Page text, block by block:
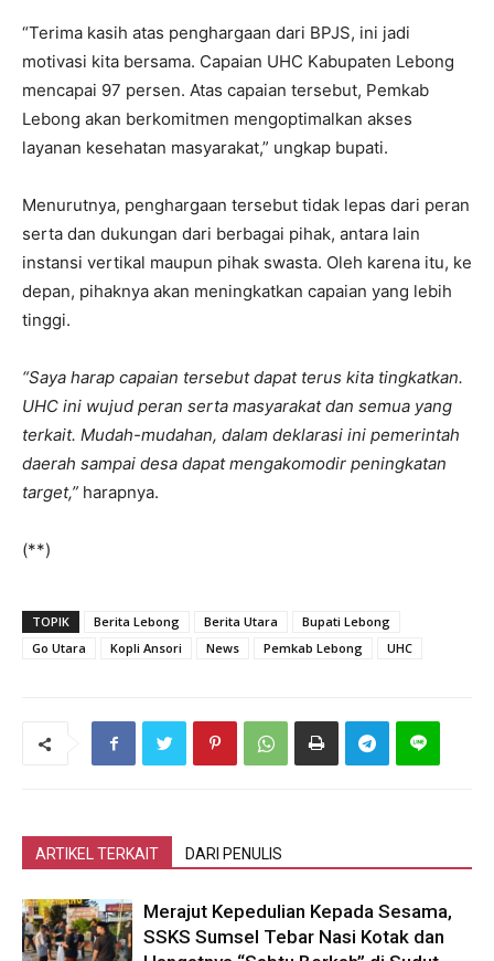
“Terima kasih atas penghargaan dari BPJS, ini jadi
motivasi kita bersama. Capaian UHC Kabupaten Lebong
mencapai 97 persen. Atas capaian tersebut, Pemkab
Lebong akan berkomitmen mengoptimalkan akses
layanan kesehatan masyarakat,” ungkap bupati.
Menurutnya, penghargaan tersebut tidak lepas dari peran
serta dan dukungan dari berbagai pihak, antara lain
instansi vertikal maupun pihak swasta. Oleh karena itu, ke
depan, pihaknya akan meningkatkan capaian yang lebih
tinggi.
“Saya harap capaian tersebut dapat terus kita tingkatkan.
UHC ini wujud peran serta masyarakat dan semua yang
terkait. Mudah-mudahan, dalam deklarasi ini pemerintah
daerah sampai desa dapat mengakomodir peningkatan
target,” harapnya.
(**)
TOPIK Berita Lebong Berita Utara
Bupati Lebong
Go Utara
Kopli Ansori News Pemkab Lebong UHC
ARTIKEL TERKAIT DARI PENULIS
Merajut Kepedulian Kepada Sesama,
SSKS Sumsel Tebar Nasi Kotak dan